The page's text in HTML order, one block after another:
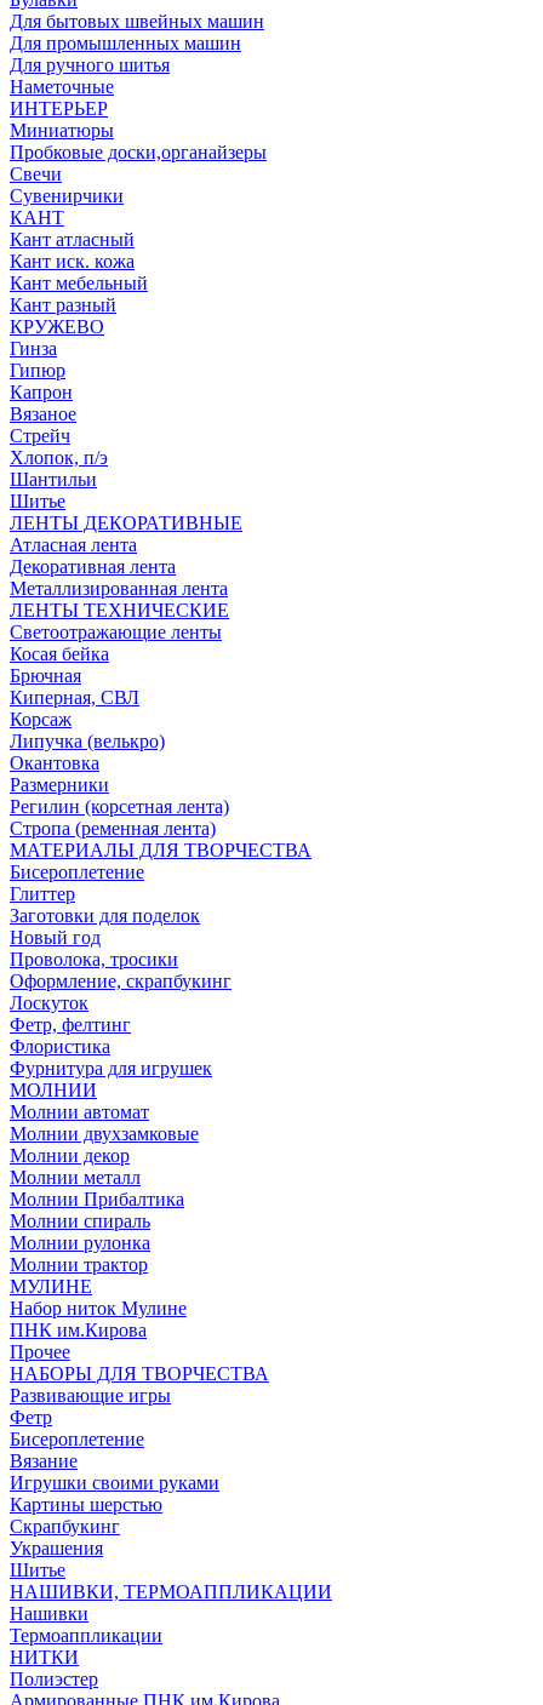
Для бытовых швейных машин
Для промышленных машин
Для ручного шитья
Наметочные
ИНТЕРЬЕР
Миниатюры
Пробковые доски,органайзеры
Свечи
Сувенирчики
КАНТ
Кант атласный
Кант иск. кожа
Кант мебельный
Кант разный
КРУЖЕВО
Гинза
Гипюр
Капрон
Вязаное
Стрейч
Хлопок, п/э
Шантильи
Шитье
ЛЕНТЫ ДЕКОРАТИВНЫЕ
Атласная лента
Декоративная лента
Металлизированная лента
ЛЕНТЫ ТЕХНИЧЕСКИЕ
Светоотражающие ленты
Косая бейка
Брючная
Киперная, СВЛ
Корсаж
Липучка (велькро)
Окантовка
Размерники
Регилин (корсетная лента)
Стропа (ременная лента)
МАТЕРИАЛЫ ДЛЯ ТВОРЧЕСТВА
Бисероплетение
Глиттер
Заготовки для поделок
Новый год
Проволока, тросики
Оформление, скрапбукинг
Лоскуток
Фетр, фелтинг
Флористика
Фурнитура для игрушек
МОЛНИИ
Молнии автомат
Молнии двухзамковые
Молнии декор
Молнии металл
Молнии Прибалтика
Молнии спираль
Молнии рулонка
Молнии трактор
МУЛИНЕ
Набор ниток Мулине
ПНК им.Кирова
Прочее
НАБОРЫ ДЛЯ ТВОРЧЕСТВА
Развивающие игры
Фетр
Бисероплетение
Вязание
Игрушки своими руками
Картины шерстью
Скрапбукинг
Украшения
Шитье
НАШИВКИ, ТЕРМОАППЛИКАЦИИ
Нашивки
Термоаппликации
НИТКИ
Полиэстер
Армированные ПНК им.Кирова